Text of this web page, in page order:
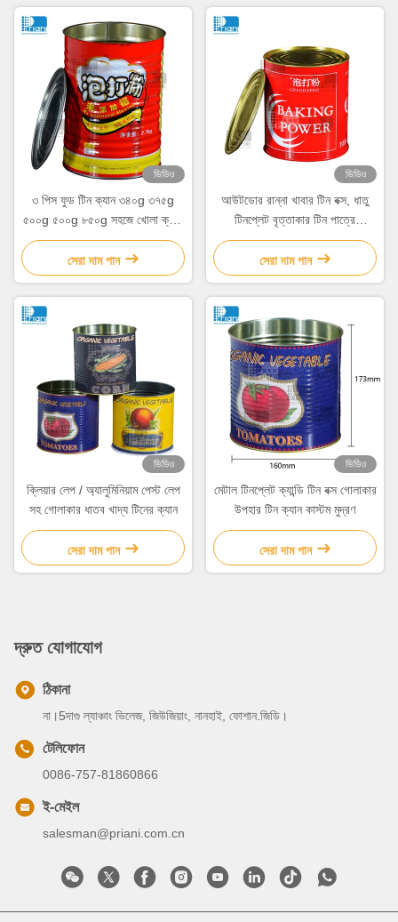
ভিডিও
৩ পিস ফুড টিন ক্যান ৩৪০g ৩৭৫g
৫০০g ৫০০g ৮৫০g সহজে খোলা ক্যাপ
সহ
সেরা দাম পান
ভিডিও
আউটডোর রান্না খাবার টিন বক্স, ধাতু
টিনপ্লেট বৃত্তাকার টিন পাত্রে
কাস্টমাইজড
সেরা দাম পান
ভিডিও
ক্লিয়ার লেপ / অ্যালুমিনিয়াম পেস্ট লেপ
সহ গোলাকার ধাতব খাদ্য টিনের ক্যান
সেরা দাম পান
ভিডিও
মেটাল টিনপ্লেট ক্যান্ডি টিন বক্স গোলাকার
উপহার টিন ক্যান কাস্টম মুদ্রণ
সেরা দাম পান
দ্রুত যোগাযোগ
ঠিকানা
না।5দাগু ল্যাঞ্চাং ভিলেজ, জিউজিয়াং, নানহাই, ফোশান.জিডি।
টেলিফোন
0086-757-81860866
ই-মেইল
salesman@priani.com.cn